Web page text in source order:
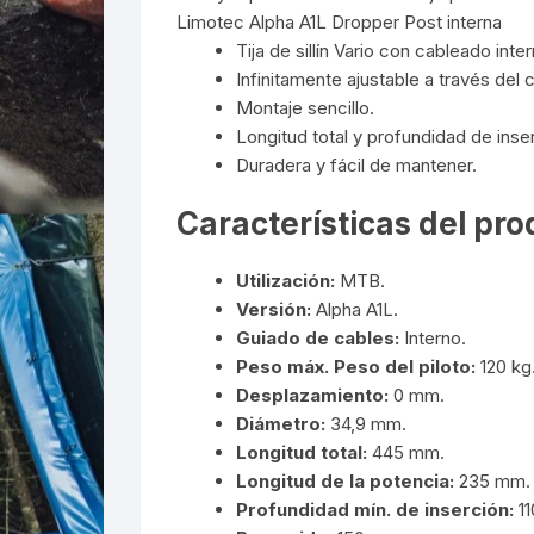
Limotec Alpha A1L Dropper Post interna
Tija de sillín Vario con cableado
Infinitamente ajustable a través del
Montaje sencillo.
Longitud total y profundidad de
Duradera y fácil de mantener.
Características del
Utilización: MTB.
Versión: Alpha A1L.
Guiado de cables: Interno.
Peso máx. Peso del piloto: 120
Desplazamiento: 0 mm.
Diámetro: 34,9 mm.
Longitud total: 445 mm.
Longitud de la potencia: 235 mm.
Profundidad mín. de inserción: